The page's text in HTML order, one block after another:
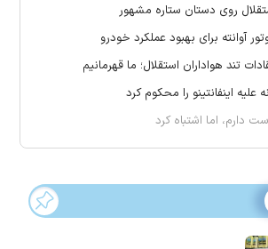
روی دستان ستاره مشهور
آوانته برای بهبود عملکرد خودرو
تند هواداران استقلال؛ ما قهرمانیم
علیه اینفانتینو را محکوم کرد
دارم، اما اشتباه کرد